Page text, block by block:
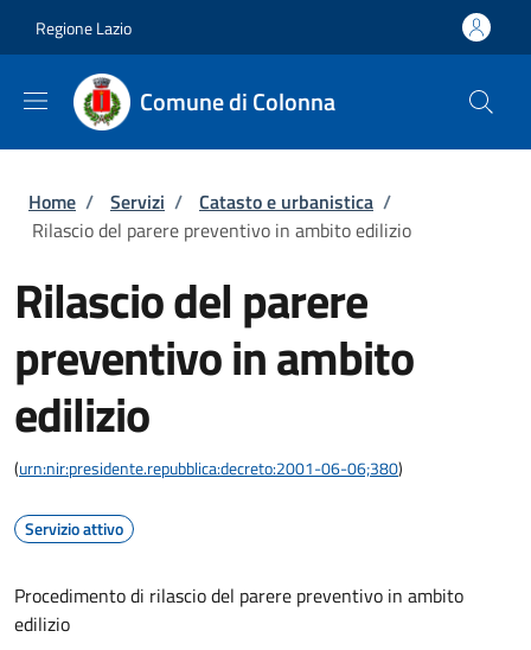
Regione Lazio
Comune di Colonna
Briciole di pane
Home / Servizi / Catasto e urbanistica /
Rilascio del parere preventivo in ambito edilizio
Rilascio del parere
preventivo in ambito
edilizio
(urn:nir:presidente.repubblica:decreto:2001-06-06;380)
Servizio attivo
Procedimento di rilascio del parere preventivo in ambito
edilizio